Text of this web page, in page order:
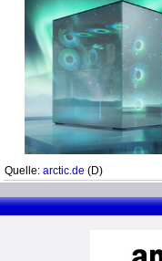
Quelle: arctic.de (D)